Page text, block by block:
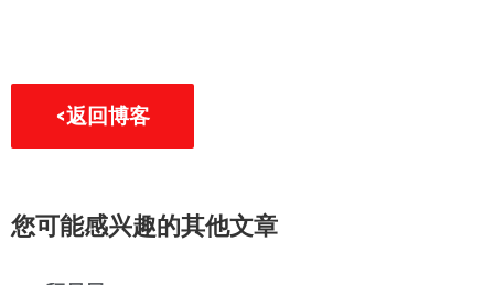
<返回博客
您可能感兴趣的其他文章